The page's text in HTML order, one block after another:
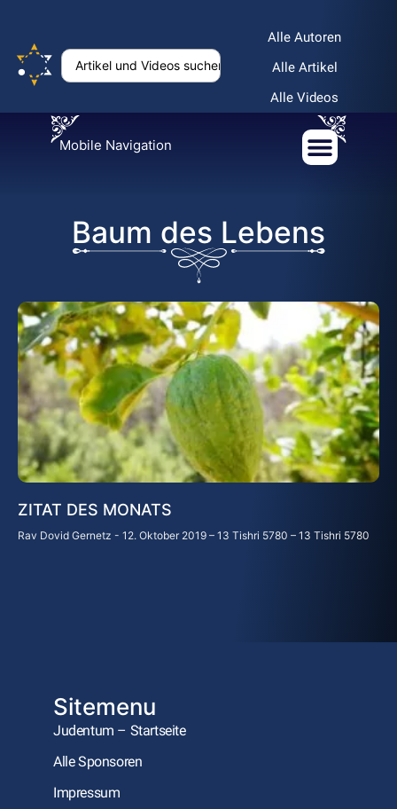
Alle Autoren
Alle Artikel
Alle Videos
Mobile Navigation
Baum des Lebens
ZITAT DES MONATS
Rav Dovid Gernetz 12. Oktober 2019 – 13 Tishri 5780 – 13 Tishri 5780
Sitemenu
Judentum – Startseite
Alle Sponsoren
Impressum